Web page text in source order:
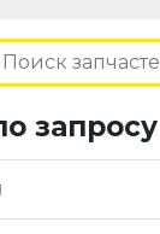
запросу